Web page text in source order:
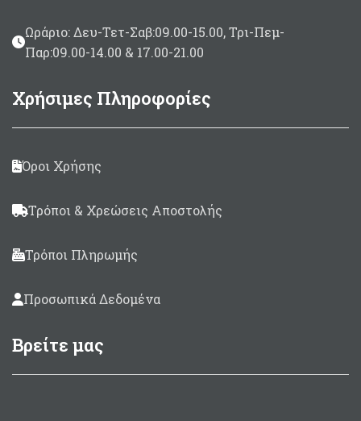
Ωράριο: Δευ-Τετ-Σαβ:09.00-15.00, Τρι-Πεμ-
Παρ:09.00-14.00 & 17.00-21.00
Χρήσιμες Πληροφορίες
Όροι Χρήσης
Τρόποι & Χρεώσεις Αποστολής
Τρόποι Πληρωμής
Προσωπικά Δεδομένα
Βρείτε μας